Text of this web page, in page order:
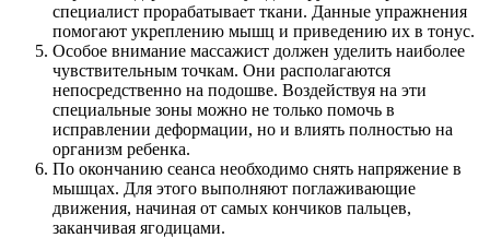
специалист прорабатывает ткани. Данные упражнения
помогают укреплению мышц и приведению их в тонус.
Особое внимание массажист должен уделить наиболее
чувствительным точкам. Они располагаются
непосредственно на подошве. Воздействуя на эти
специальные зоны можно не только помочь в
исправлении деформации, но и влиять полностью на
организм ребенка.
По окончанию сеанса необходимо снять напряжение в
мышцах. Для этого выполняют поглаживающие
движения, начиная от самых кончиков пальцев,
заканчивая ягодицами.